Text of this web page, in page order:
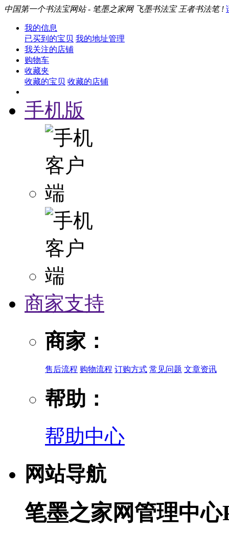
中国第一个书法宝网站 - 笔墨之家网 飞墨书法宝 王者书法笔 !
我的信息
已买到的宝贝 我的地址管理
我关注的店铺
购物车
收藏夹
收藏的宝贝 收藏的店铺
手机版
商家支持
商家：
售后流程 购物流程 订购方式 常见问题 文章资讯
帮助：
帮助中心
网站导航
笔墨之家网管理中心